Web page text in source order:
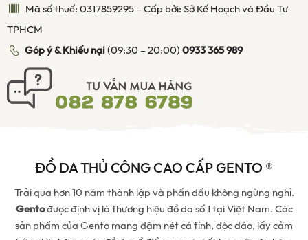
Mã số thuế: 0317859295 – Cấp bởi: Sở Kế Hoạch và Đầu Tư
TPHCM
Góp ý & Khiếu nại(09:30 – 20:00)0933 365 989
ĐỒ DA THỦ CÔNG CAO CẤP GENTO ®
Trải qua hơn 10 năm thành lập và phấn đấu không ngừng nghỉ.
Gentođược định vị là thương hiệu đồ da số 1 tại Việt Nam. Các
sản phẩm của Gento mang đậm nét cá tính, độc đáo, lấy cảm